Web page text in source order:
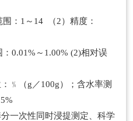
：1～14 （2）精度：
0.01%～1.00% (2)相对误
﹪（g／100g）；含水率测
一次性同时浸提测定、科学